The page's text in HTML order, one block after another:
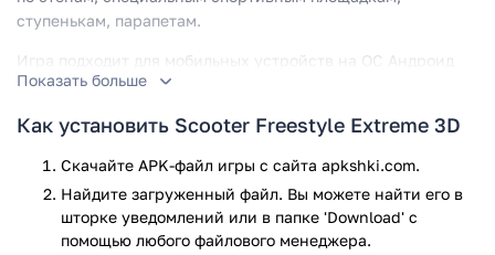
ступенькам, парапетам.
Игра подходит для мобильных устройств на ОС Андроид
версии 4.1 и выше, скачать
скейт парков, 40 трамплинов, специальных площадок,
перил.
Управлять самокатом просто и удобно, разработчики
позаботились о доступном и понятном меню. Процесс езды
осуществляется в 3д формате, игрок может управлять
Показать больше
Как установить Scooter Freestyle Extreme 3D
Скачайте APK-файл игры с сайта apkshki.com.
Найдите загруженный файл. Вы можете найти его в
шторке уведомлений или в папке 'Download' с
помощью любого файлового менеджера.